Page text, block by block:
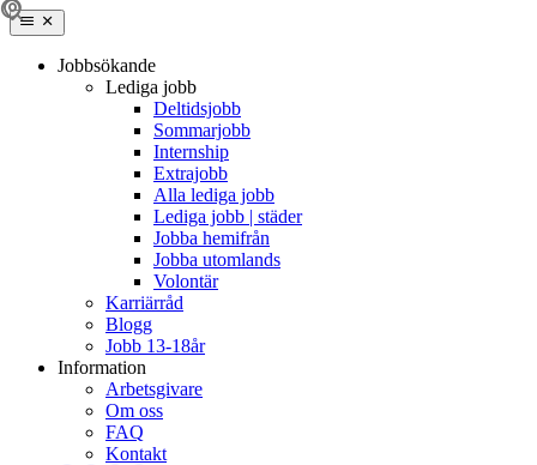
Jobbsökande
Lediga jobb
Deltidsjobb
Sommarjobb
Internship
Extrajobb
Alla lediga jobb
Lediga jobb | städer
Jobba hemifrån
Jobba utomlands
Volontär
Karriärråd
Blogg
Jobb 13-18år
Information
Arbetsgivare
Om oss
FAQ
Kontakt